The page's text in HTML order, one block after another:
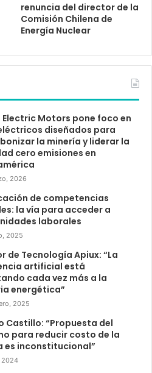
renuncia del director de la
Comisión Chilena de
Energía Nuclear
Electric Motors pone foco en
diseñados para
la minería y liderar la
cero emisiones en
2026
de competencias
la vía para acceder a
laborales
2025
de Tecnología Apiux: “La
artificial está
cada vez más a la
energética”
2025
Castillo: “Propuesta del
para reducir costo de la
es inconstitucional”
2024